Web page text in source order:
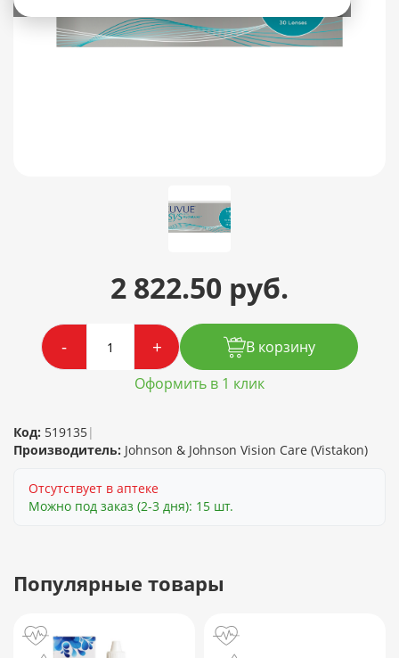
2 822.50 руб.
- +
В корзину
Оформить в 1 клик
Код: 519135|
Производитель: Johnson & Johnson Vision Care (Vistakon)
Отсутствует в аптеке
Можно под заказ (2-3 дня): 15 шт.
Популярные товары